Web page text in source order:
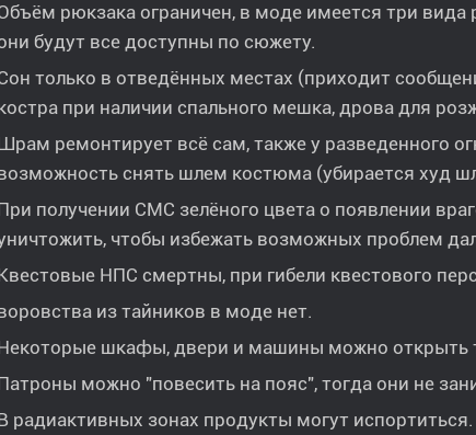
рюкзака ограничен, в моде имеется три
будут все доступны по сюжету.
только в отведённых местах (приходит
при наличии спального мешка, дрова для
ремонтирует всё сам, также у разведенного
снять шлем костюма (убирается худ
получении СМС зелёного цвета о появлении
чтобы избежать возможных проблем
НПС смертны, при гибели квестового
из тайников в моде нет.
шкафы, двери и машины можно открыть
можно "повесить на пояс", тогда они не
радиактивных зонах продукты могут испортиться.